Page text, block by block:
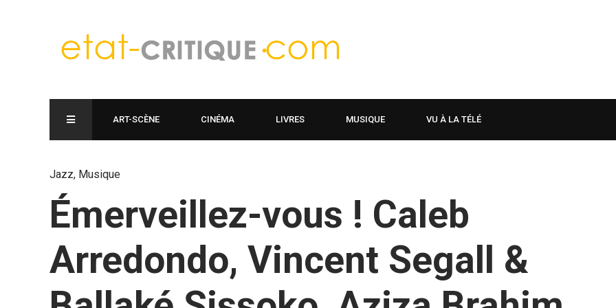
ART-SCÈNE CINÉMA LIVRES MUSIQUE VU À LA TÉLÉ
Jazz, Musique
Émerveillez-vous ! Caleb
Arredondo, Vincent Segall &